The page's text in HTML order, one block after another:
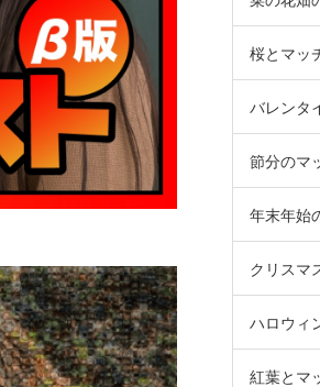
桜とマッ
バレンタ
節分のマ
年末年始
クリスマ
ハロウィ
紅葉とマ